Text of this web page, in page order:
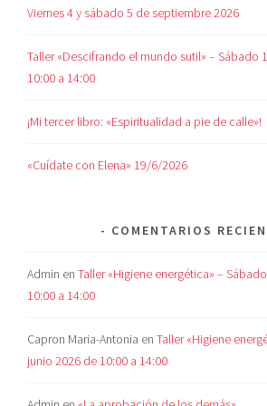
Viernes 4 y sábado 5 de septiembre 2026
Taller «Descifrando el mundo sutil» – Sábado
10:00 a 14:00
¡Mi tercer libro: «Espiritualidad a pie de calle»!
«Cuídate con Elena» 19/6/2026
COMENTARIOS
Admin enTaller «Higiene energética» –
10:00 a 14:00
Capron Maria-Antonia enTaller «Higiene
junio 2026 de 10:00 a 14:00